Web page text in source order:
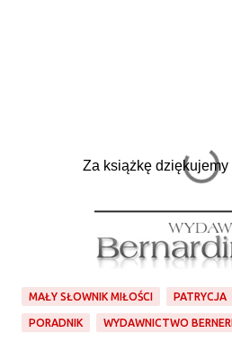
Za książkę
MAŁY SŁOWNIK MIŁOŚCI PATRYCJA
PORADNIK WYDAWNICTWO